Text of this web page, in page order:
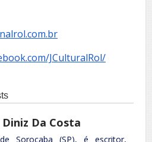
JCulturalRol/
Da Costa
Sorocaba (SP), é escritor,